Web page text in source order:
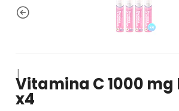
|
Vitamina C 1000 mg
x4